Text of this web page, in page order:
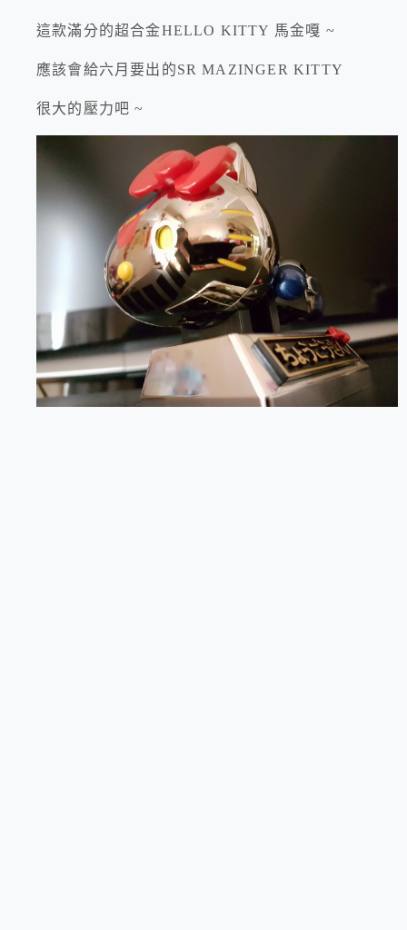
這款滿分的超合金HELLO KITTY 馬金嘎 ~
應該會給六月要出的SR MAZINGER KITTY
很大的壓力吧 ~